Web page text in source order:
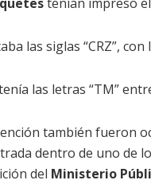
las siglas “CRZ”,
las letras “TM”
también fueron
dentro de uno de
del Ministerio